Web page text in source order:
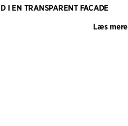
I EN TRANSPARENT FACADE
lagdelte gulve ses tydeligt gennem
Læs mere